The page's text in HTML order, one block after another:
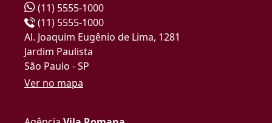
(11) 5555-1000
(11) 5555-1000
Al. Joaquim Eugênio de Lima, 1281
Jardim Paulista
São Paulo - SP
Ver no mapa